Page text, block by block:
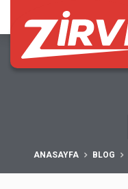
ANASAYFA BLOG